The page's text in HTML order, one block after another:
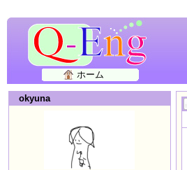
ホーム
okyuna